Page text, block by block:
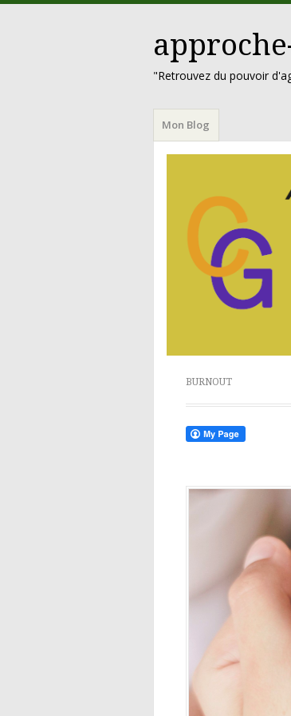
"Retrouvez du pouvoir
Menu
Aller
au
contenu
Mon Blog
BURNOUT